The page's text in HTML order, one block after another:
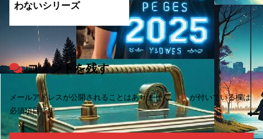
わないシリーズ
コメントを残す
メールアドレスが公開されることはありません。 ※が付いている欄は
必須項目です